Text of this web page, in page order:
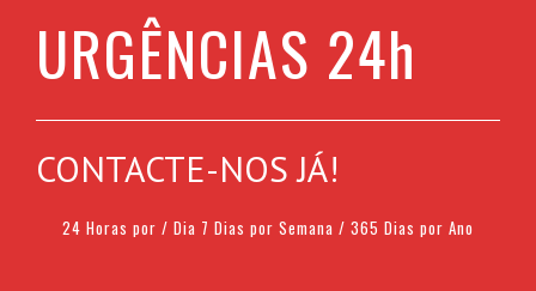
URGÊNCIAS 24h
CONTACTE-NOS JÁ!
24 Horas por / Dia 7 Dias por Semana / 365 Dias por Ano